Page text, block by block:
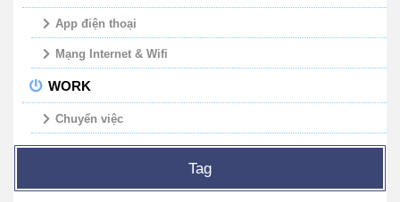
App điện thoại
Mạng Internet & Wifi
WORK
Chuyển việc
Tag